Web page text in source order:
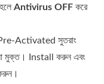
Antivirus OFF করে
Activated সুতরাং
মুক্ত। Install করুন এবং